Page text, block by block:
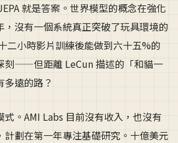
就是答案。世界模型的概念在強化
，沒有一個系統真正突破了玩具環境的
二小時影片訓練後能做到六十五%的
刻——但距離 LeCun 描述的「和貓一
遠的路？
。AMI Labs 目前沒有收入，也沒有
計劃在第一年專注基礎研究。十億美元